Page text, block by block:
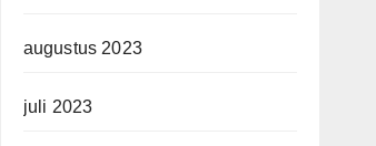
augustus 2023
juli 2023